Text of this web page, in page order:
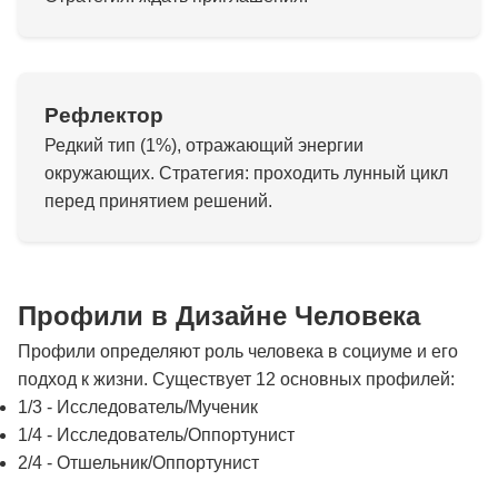
Рефлектор
Редкий тип (1%), отражающий энергии
окружающих. Стратегия: проходить лунный цикл
перед принятием решений.
Профили в Дизайне Человека
Профили определяют роль человека в социуме и его
подход к жизни. Существует 12 основных профилей:
1/3 - Исследователь/Мученик
1/4 - Исследователь/Оппортунист
2/4 - Отшельник/Оппортунист